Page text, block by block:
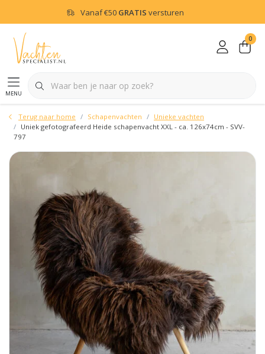
Vanaf€50 GRATIS versturen
menu
0
Terug naar home Schapenvachten
Unieke vachten
Uniek gefotografeerd Heide schapenvacht XXL - ca. 126x74cm - SVV-
797